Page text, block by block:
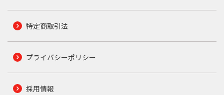
特定商取引法
プライバシーポリシー
採用情報